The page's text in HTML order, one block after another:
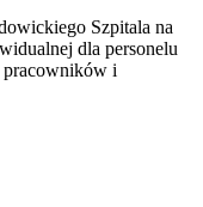
Szpitala na
dla personelu
pracowników i